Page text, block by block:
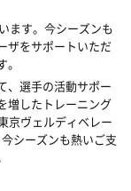
ます。今シーズンも
ザをサポートいただ
、選手の活動サポー
増したトレーニング
京ヴェルディベレー
シーズンも熱いご支